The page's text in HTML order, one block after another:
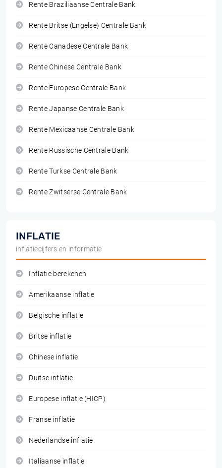
Rente Braziliaanse Centrale Bank
Rente Britse (Engelse) Centrale Bank
Rente Canadese Centrale Bank
Rente Chinese Centrale Bank
Rente Europese Centrale Bank
Rente Japanse Centrale Bank
Rente Mexicaanse Centrale Bank
Rente Russische Centrale Bank
Rente Turkse Centrale Bank
Rente Zwitserse Centrale Bank
INFLATIE
inflatiecijfers en informatie
Inflatie berekenen
Amerikaanse inflatie
Belgische inflatie
Britse inflatie
Chinese inflatie
Duitse inflatie
Europese inflatie (HICP)
Franse inflatie
Nederlandse inflatie
Italiaanse inflatie